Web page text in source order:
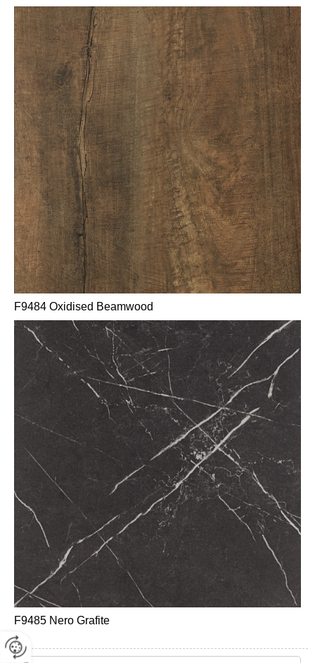
F9484 Oxidised Beamwood
F9485 Nero Grafite